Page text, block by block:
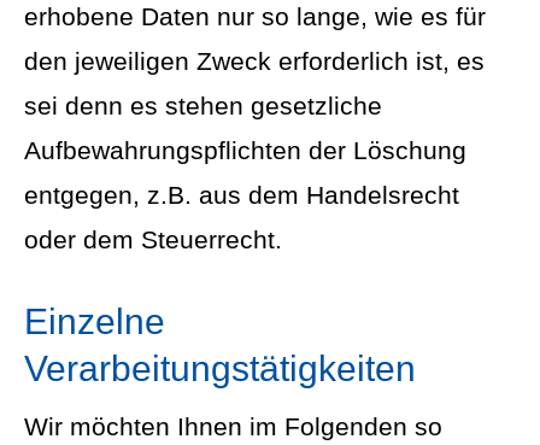
erhobene Daten nur so lange, wie es für
den jeweiligen Zweck erforderlich ist, es
sei denn es stehen gesetzliche
Aufbewahrungspflichten der Löschung
entgegen, z.B. aus dem Handelsrecht
oder dem Steuerrecht.
Einzelne
Verarbeitungstätigkeiten
Wir möchten Ihnen im Folgenden so